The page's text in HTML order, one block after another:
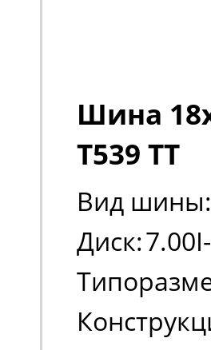
Шина
T539 TT
Вид шины:
Диск: